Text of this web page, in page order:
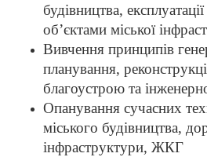
будівництва,
об’єктами міської
Вивчення принципів
планування,
благоустрою та
Опанування сучасних
міського будівництва,
інфраструктури, ЖКГ